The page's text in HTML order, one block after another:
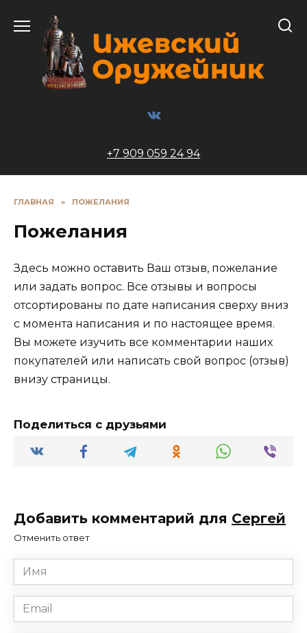
содержанию
+7 909 059 24 94
ГЛАВНАЯ » ПОЖЕЛАНИЯ
Пожелания
Здесь можно оставить Ваш отзыв, пожелание
или задать вопрос. Все отзывы и вопросы
отсортированы по дате написания сверху вниз
с момента написания и по настоящее время.
Вы можете изучить все комментарии наших
покупателей или написать свой вопрос (отзыв)
внизу страницы.
Поделиться с друзьями
Добавить комментарий для Сергей
Отменить ответ
Имя
*
Email
*